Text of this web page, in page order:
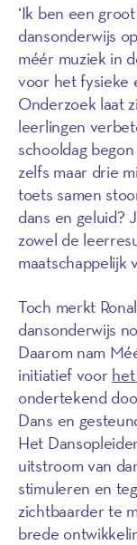
‘Ik ben een
dansonderwijs
méér muziek in
voor het fysieke
Onderzoek laat
leerlingen
schooldag
zelfs maar drie
toets samen
dans en geluid?
zowel de
maatschappelijk
Toch merkt
dansonderwijs
Daarom nam
initiatief voor
ondertekend
Dans en
Het
uitstroom van
stimuleren en
zichtbaarder te
brede